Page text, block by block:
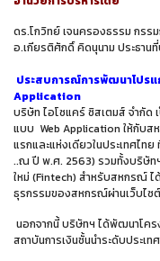
ดร.โกวิทย์ เจนครองธรรม กรร
อ.เกียรติศักดิ์ คิดนุนาม ประธาน
ประสบการณ์การพัฒนาโปร
Application
บริษัท ไอโซแคร์ ซิสเตมส์ จำกั
แบบ Web Application ให้กับส
แรกและแห่งเดียวในประเทศไท
..ณ ปี พ.ศ. 2563) รวมทั้งบริษัท
ใหม่ (Fintech) สำหรับสหกรณ์ ไ
ธุรกรรมของสหกรณ์ผ่านเว็บไซ
นอกจากนี้ บริษัทฯ ได้พัฒนาโคร
สถาบันการเงินชั้นนำระดับประเท